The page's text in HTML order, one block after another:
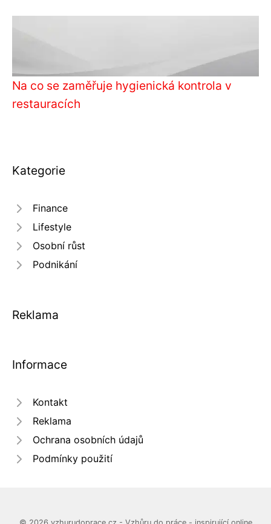
Na co se zaměřuje hygienická kontrola v
restauracích
Kategorie
Finance
Lifestyle
Osobní růst
Podnikání
Reklama
Informace
Kontakt
Reklama
Ochrana osobních údajů
Podmínky použití